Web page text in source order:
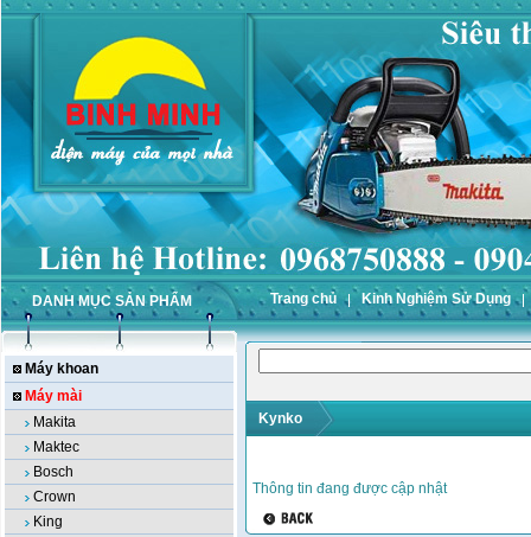
DANH MỤC SẢN PHẨM Trang chủ Kinh Nghiệm Sử Dụng
Máy khoan
Máy mài
Makita
Maktec
Bosch
Crown
King
Kynko
Thông tin đang được cập nhật